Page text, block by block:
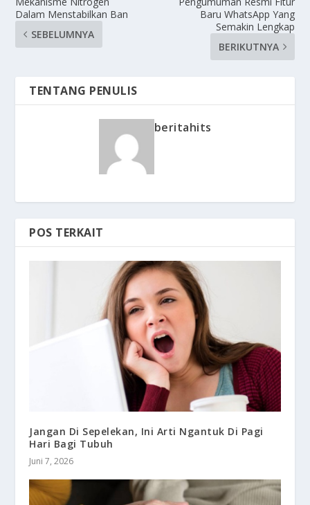
Dalam Menstabilkan Ban
SEBELUMNYA
Baru WhatsApp Yang
Semakin Lengkap
BERIKUTNYA
TENTANG PENULIS
beritahits
POS TERKAIT
Jangan Di Sepelekan, Ini Arti Ngantuk Di Pagi
Hari Bagi Tubuh
Juni 7, 2026